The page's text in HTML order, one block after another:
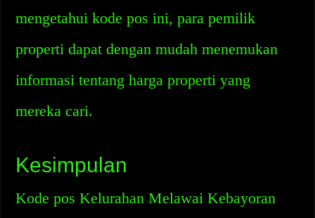
mengetahui kode pos ini, para pemilik
properti dapat dengan mudah menemukan
informasi tentang harga properti yang
mereka cari.
Kesimpulan
Kode pos Kelurahan Melawai Kebayoran